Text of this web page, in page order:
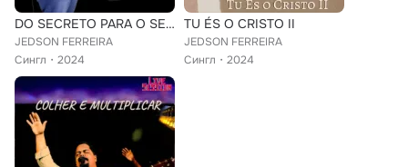
DO SECRETO PARA O SECRETO II
JEDSON FERREIRA
Сингл
2024
TU ÉS O CRISTO II
JEDSON FERREIRA
Сингл
2024